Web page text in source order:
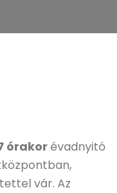
órakorévadnyitó
vár. Az